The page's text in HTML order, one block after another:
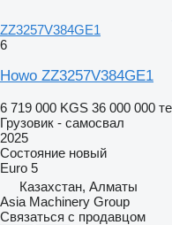
ZZ3257V384GE1
6
Howo ZZ3257V384GE1
6 719 000 KGS 36 000 000
Грузовик - самосвал
2025
Состояние новый
Euro 5
Казахстан, Алматы
Asia Machinery Group
Связаться с продавцом